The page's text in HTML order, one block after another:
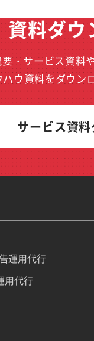
資料ダウ
・サービス資料
ハウ資料をダウン
サービス資
運用代行
用代行